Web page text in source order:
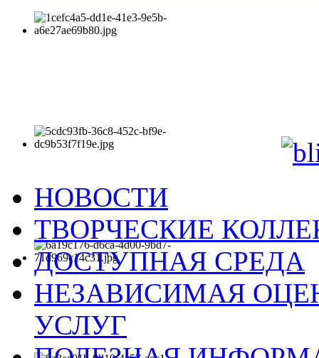
НОВОСТИ
ТВОРЧЕСКИЕ
ДОСТУПНАЯ СРЕДА
НЕЗАВИСИМАЯ
УСЛУГ